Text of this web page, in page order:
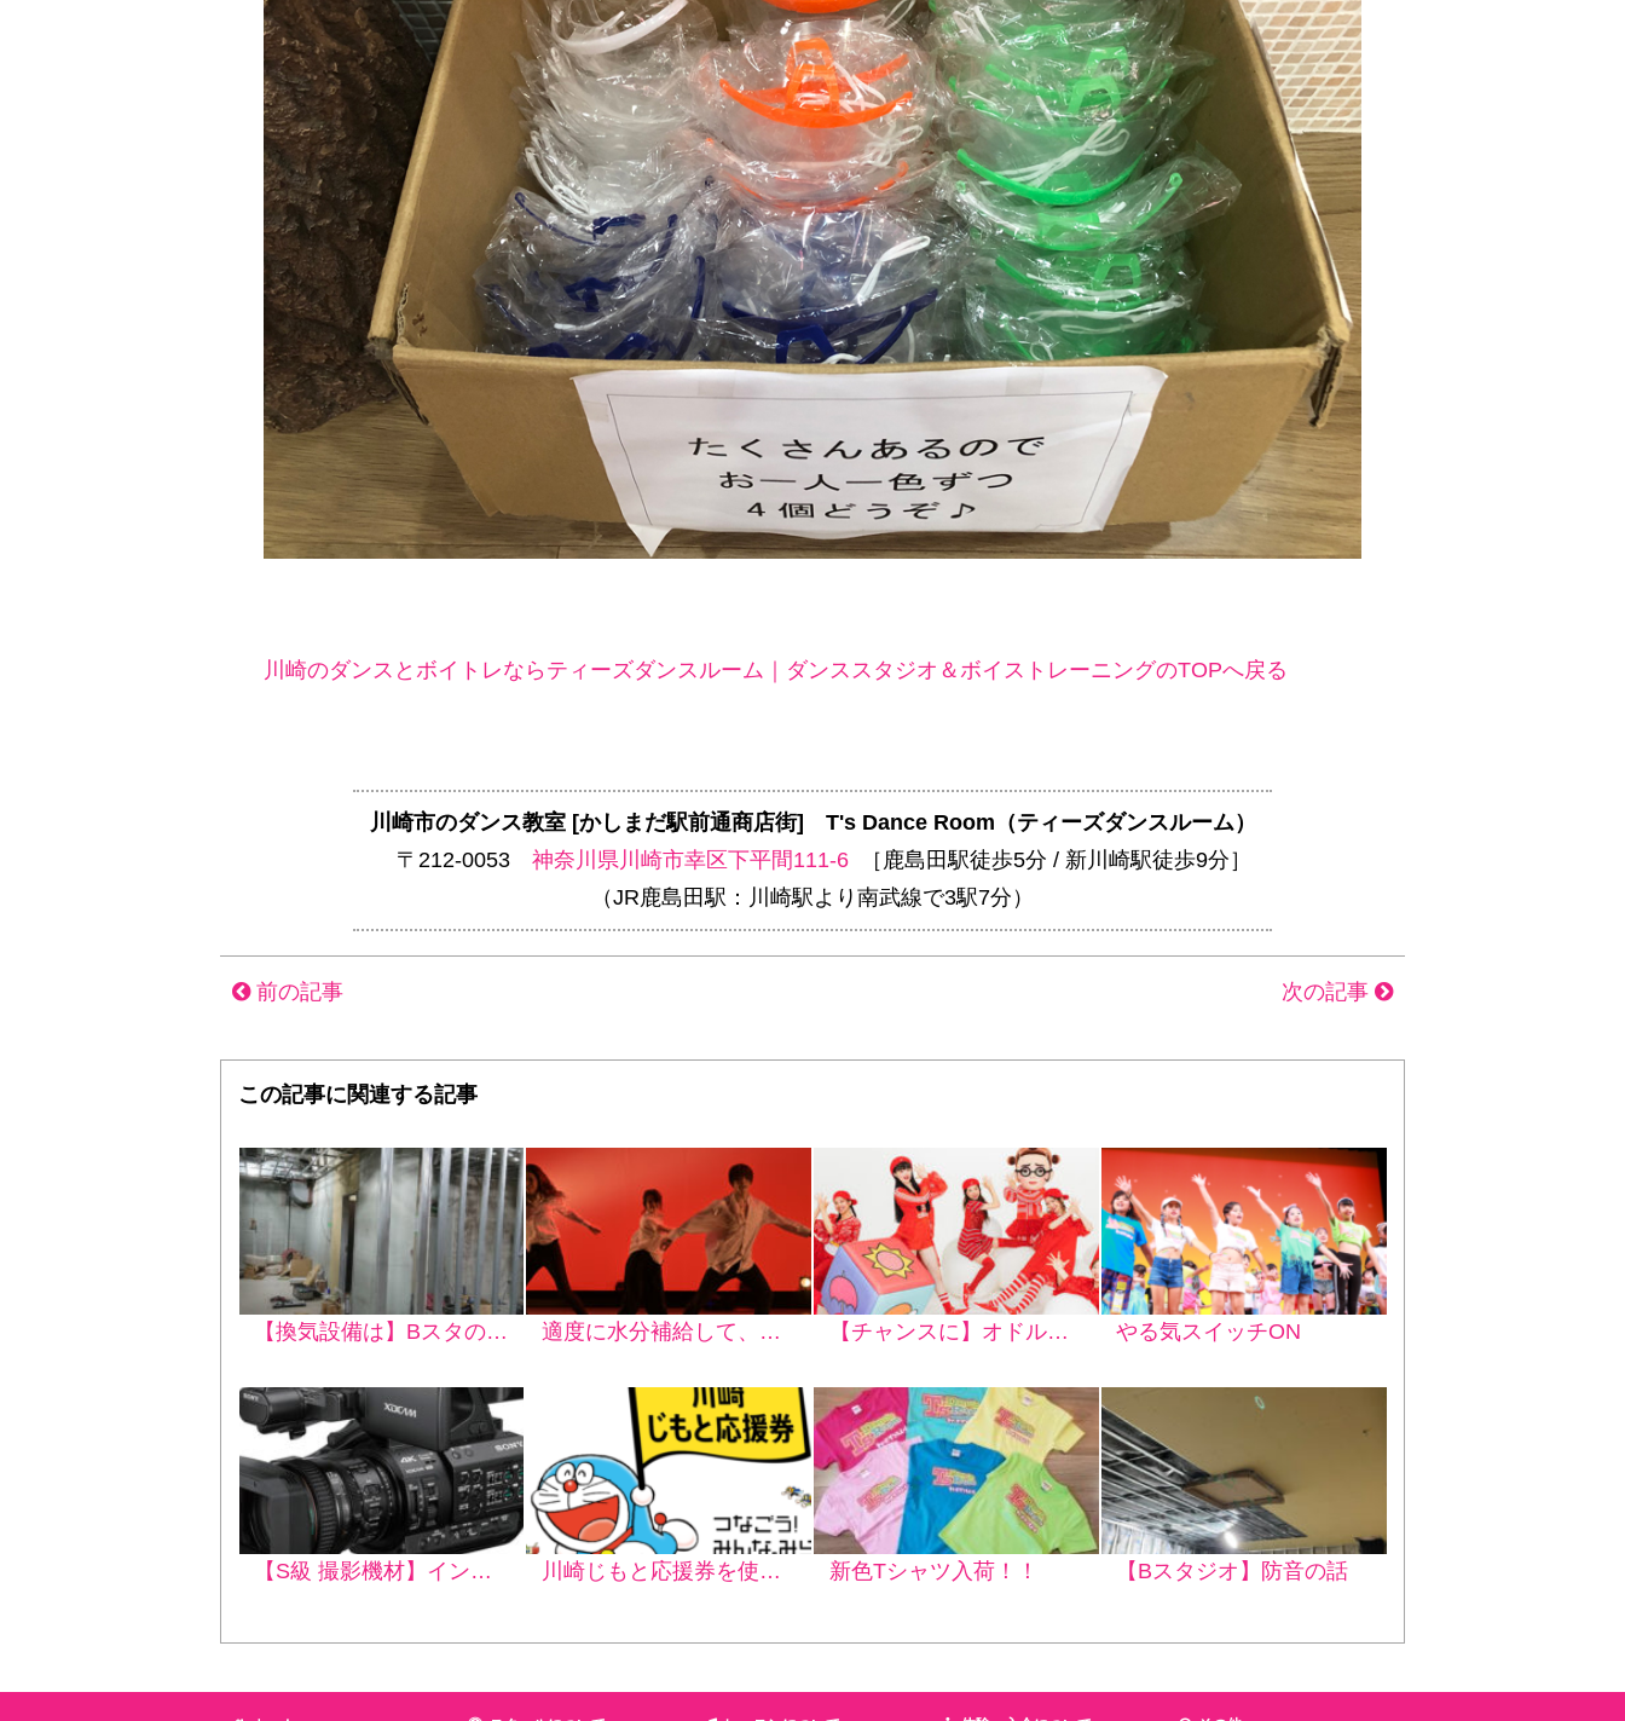
川崎のダンスとボイトレならティーズダンスルーム｜ダンススタジオ＆ボイストレーニングのTOPへ戻る
川崎市のダンス教室 [かしまだ駅前通商店街] T's Dance Room（ティーズダンスルーム）
〒212-0053
神奈川県川崎市幸区下平間111-6
［鹿島田駅徒歩5分 / 新川崎駅徒歩9分］
（JR鹿島田駅：川崎駅より南武線で3駅7分）
前の記事 次の記事
この記事に関連する記事
【換気設備は】Bスタのコロナ対策はいかに？！【リアルガチでビッグサイズ】 適度に水分補給して、元気に踊ろう 【チャンスに】オドルポリタン天気予報って何だろう？【万全の準備】 やる気スイッチON
【S級 撮影機材】インストラクター動画を撮影 その2【B級 スキル】 川崎じもと応援券を使って、会員様の体験レッスンできます♪ 新色Tシャツ入荷！！ 【Bスタジオ】防音の話